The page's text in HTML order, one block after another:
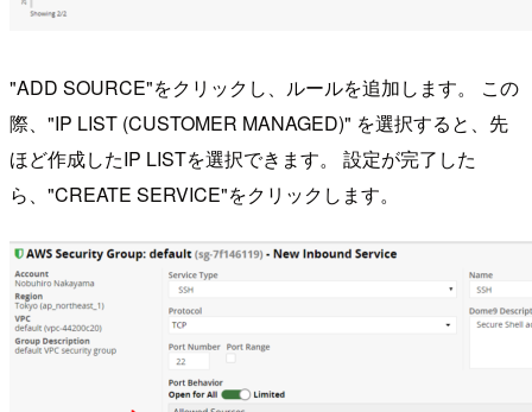
"ADD SOURCE"をクリックし、ルールを追加します。 この
際、"IP LIST (CUSTOMER MANAGED)" を選択すると、先
ほど作成したIP LISTを選択できます。 設定が完了した
ら、"CREATE SERVICE"をクリックします。